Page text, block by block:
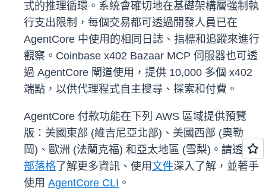
式的推理循環。系統會確切地在基礎架構層強制執
行支出限制，每個交易都可透過開發人員已在
AgentCore 中使用的相同日誌、指標和追蹤來進行
觀察。Coinbase x402 Bazaar MCP 伺服器也可透
過 AgentCore 閘道使用，提供 10,000 多個 x402
端點，以供代理程式自主搜尋、探索和付費。
AgentCore 付款功能在下列 AWS 區域提供預覽
版：美國東部 (維吉尼亞北部)、美國西部 (奧勒
岡)、歐洲 (法蘭克福) 和亞太地區 (雪梨)。請透過
部落格 了解更多資訊、使用文件深入了解，並著手
使用 AgentCore CLI 。